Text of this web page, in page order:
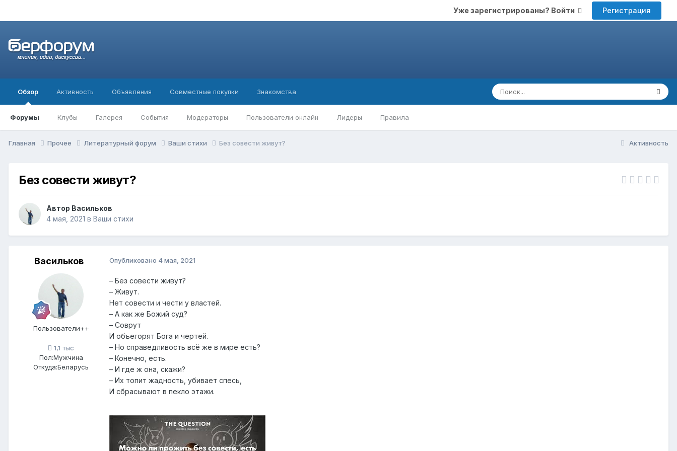
Уже зарегистрированы? Войти Регистрация
Обзор
Форумы Клубы Галерея События Модераторы Пользователи онлайн Лидеры Правила
Активность Объявления Совместные покупки Знакомства
Активность
Главная Прочее Литературный форум Ваши стихи Без совести живут?
Без совести живут?
Автор Васильков
4 мая, 2021 в Ваши стихи
Васильков
Пользователи++
1,1 тыс
Пол:Мужчина
Откуда:Беларусь
Опубликовано 4 мая, 2021
– Без совести живут?
– Живут.
Нет совести и чести у властей.
– А как же Божий суд?
– Соврут
И объегорят Бога и чертей.
– Но справедливость всё же в мире есть?
– Конечно, есть.
– И где ж она, скажи?
– Их топит жадность, убивает спесь,
И сбрасывают в пекло этажи.